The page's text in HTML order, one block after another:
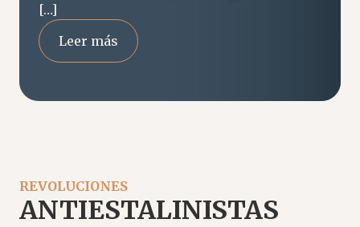
[…]
Leer más
REVOLUCIONES
ANTIESTALINISTAS